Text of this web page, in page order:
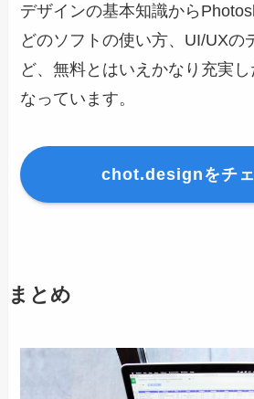
デザインの基本知識から
どのソフトの使い方、UI/UXの
ど、無料とはいえかなり充実
なっています。
chot.designをチェ
まとめ